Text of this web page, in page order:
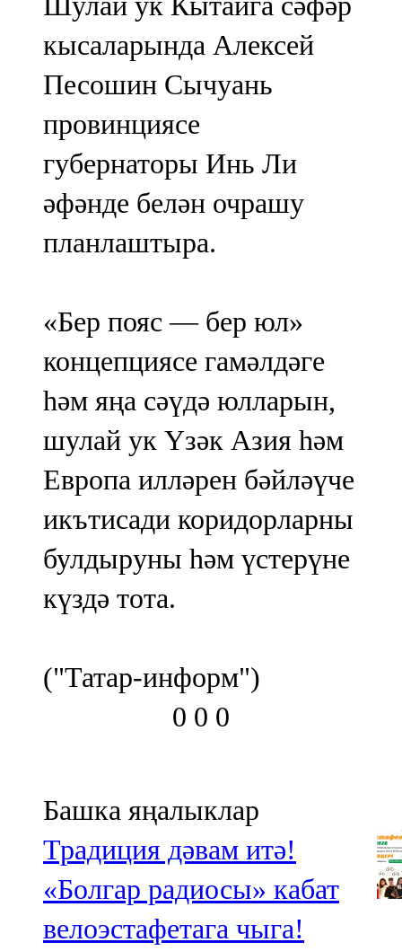
кысаларында Алексей
Песошин Сычуань
провинциясе
губернаторы Инь Ли
әфәнде белән очрашу
планлаштыра.
«Бер пояс — бер юл»
концепциясе гамәлдәге
һәм яңа сәүдә юлларын,
шулай ук Үзәк Азия һәм
Европа илләрен бәйләүче
икътисади коридорларны
булдыруны һәм үстерүне
күздә тота.
("Татар-информ")
0 0 0
Башка яңалыклар
Традиция дәвам итә!
«Болгар радиосы» кабат
велоэстафетага чыга!